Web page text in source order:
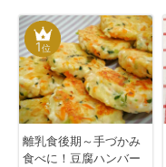
1位
離乳食後期～手づかみ
食べに！豆腐ハンバー